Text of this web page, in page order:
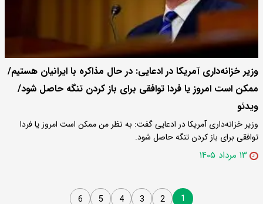
وزیر خزانه‌داری آمریکا در ادعایی: در حال مذاکره با ایرانیان هستیم/
ممکن است امروز یا فردا توافقی برای باز کردن تنگه حاصل شود/
ویدئو
وزیر خزانه‌داری آمریکا در ادعایی گفت: به نظر من ممکن است امروز یا فردا
توافقی برای باز کردن تنگه حاصل شود.
۱۳ مرداد ۱۴۰۵
1
2
3
4
5
6